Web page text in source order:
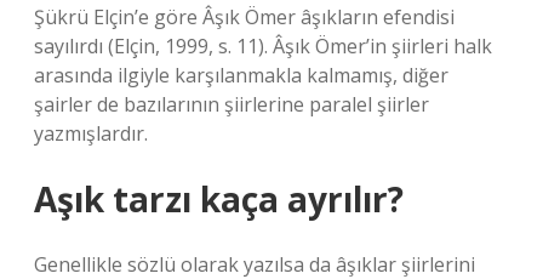
Şükrü Elçin’e göre Âşık Ömer âşıkların efendisi
sayılırdı (Elçin, 1999, s. 11). Âşık Ömer’in şiirleri halk
arasında ilgiyle karşılanmakla kalmamış, diğer
şairler de bazılarının şiirlerine paralel şiirler
yazmışlardır.
Aşık tarzı kaça ayrılır?
Genellikle sözlü olarak yazılsa da âşıklar şiirlerini